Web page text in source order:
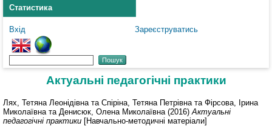
Статистика
Вхід Зареєструватись
Актуальні педагогічні практики
Лях, Тетяна Леонідівна та Спіріна, Тетяна Петрівна та Фірсова, Ірина
Миколаївна та Денисюк, Олена Миколаївна (2016) Актуальні
педагогічні практики [Навчально-методичні матеріали]